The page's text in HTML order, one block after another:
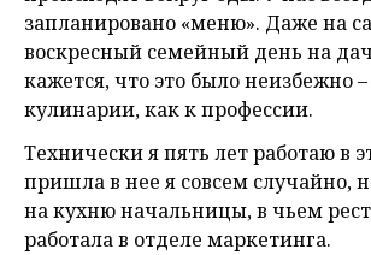
запланировано «меню». Даже на
воскресный семейный день на
кажется, что это было неизбежно
кулинарии, как к профессии.
Технически я пять лет работаю в
пришла в нее я совсем случайно,
на кухню начальницы, в чьем
работала в отделе маркетинга.